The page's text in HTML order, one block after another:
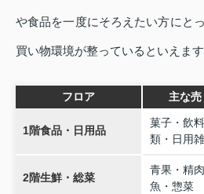
や食品を一度にそろえたい方にと
買い物環境が整っているといえます
フロア 主な売
1階食品・日用品
菓子・飲
類・日用
2階生鮮・総菜
青果・精
魚・惣菜